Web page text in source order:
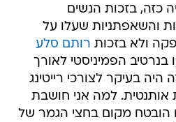
כזה, בזכות הנשים
והשאפתניות שעלו על
ולא בזכות רותם סלע
הפמיניסטי לאורך
בעיקר לצורכי רייטינג
למה אני חושבת
הובטח מקום בחצי הגמר של